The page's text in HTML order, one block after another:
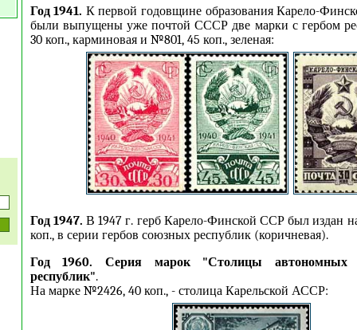
Год 1941. К первой годовщине образования Карело-
были выпущены уже почтой СССР две марки с гербом
30 коп., карминовая и №801, 45 коп., зеленая:
Год 1947. В 1947 г. герб Карело-Финской ССР был издан
коп., в серии гербов союзных республик (коричневая).
Год 1960. Серия марок "Столицы автономных
республик".
На марке №2426, 40 коп., - столица Карельской АССР: